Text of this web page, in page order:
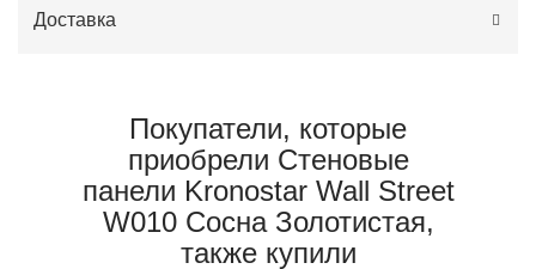
Доставка
Покупатели, которые
приобрели Стеновые
панели Kronostar Wall Street
W010 Сосна Золотистая,
также купили